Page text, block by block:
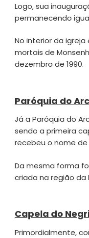
Logo, sua
permanecendo
No interior da
mortais de
dezembro de 1990.
Paróquia do
Já a Paróquia do
sendo a primeira
recebeu o nome de
Da mesma forma
criada na região da
Capela do
Primordialmente,